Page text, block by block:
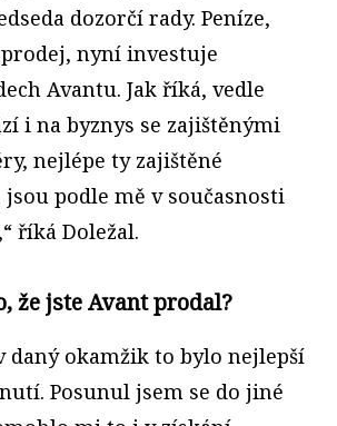
dozorčí rady. Peníze,
nyní investuje
Avantu. Jak říká, vedle
i na byznys se zajištěnými
nejlépe ty zajištěné
podle mě v současnosti
říká Doležal.
že jste Avant prodal?
daný okamžik to bylo nejlepší
Posunul jsem se do jiné